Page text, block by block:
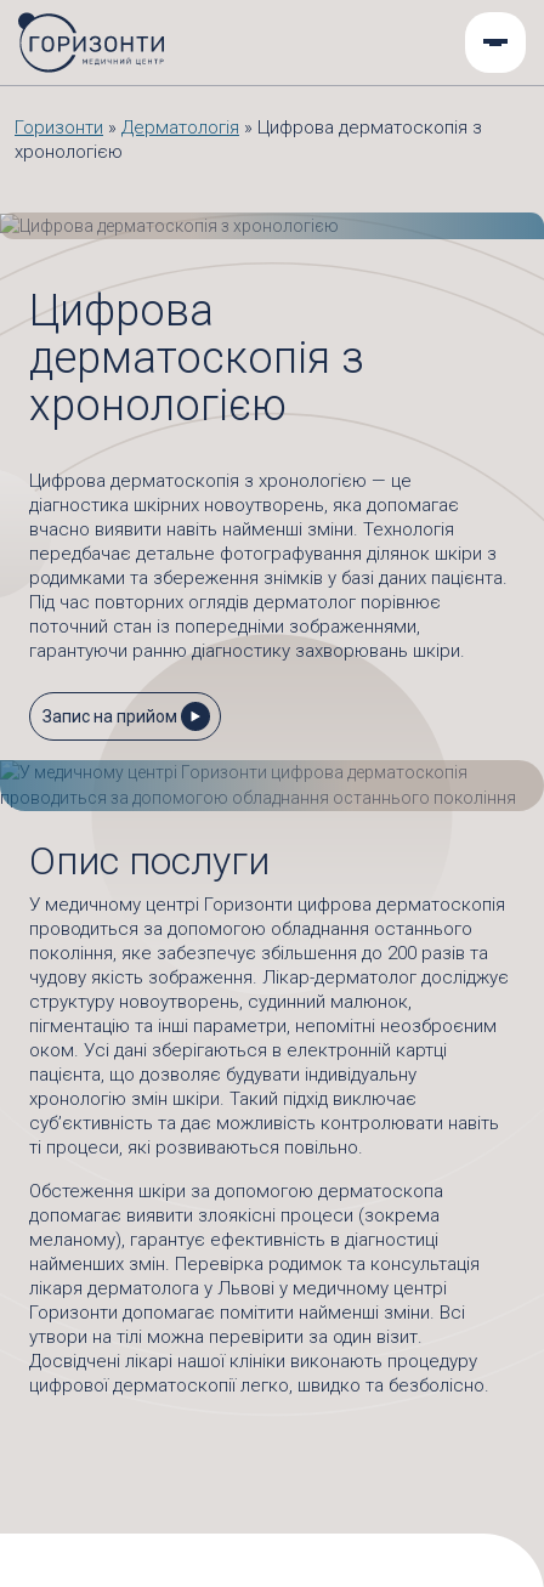
Горизонти » Дерматологія » Цифрова дерматоскопія з
хронологією
Цифрова
дерматоскопія з
хронологією
Цифрова дерматоскопія з хронологією — це
діагностика шкірних новоутворень, яка допомагає
вчасно виявити навіть найменші зміни. Технологія
передбачає детальне фотографування ділянок шкіри з
родимками та збереження знімків у базі даних пацієнта.
Під час повторних оглядів дерматолог порівнює
поточний стан із попередніми зображеннями,
гарантуючи ранню діагностику захворювань шкіри.
Запис на прийом
Опис послуги
У медичному центрі Горизонти цифрова дерматоскопія
проводиться за допомогою обладнання останнього
покоління, яке забезпечує збільшення до 200 разів та
чудову якість зображення. Лікар-дерматолог досліджує
структуру новоутворень, судинний малюнок,
пігментацію та інші параметри, непомітні неозброєним
оком. Усі дані зберігаються в електронній картці
пацієнта, що дозволяє будувати індивідуальну
хронологію змін шкіри. Такий підхід виключає
суб’єктивність та дає можливість контролювати навіть
ті процеси, які розвиваються повільно.
Обстеження шкіри за допомогою дерматоскопа
допомагає виявити злоякісні процеси (зокрема
меланому), гарантує ефективність в діагностиці
найменших змін. Перевірка родимок та консультація
лікаря дерматолога у Львові у медичному центрі
Горизонти допомагає помітити найменші зміни. Всі
утвори на тілі можна перевірити за один візит.
Досвідчені лікарі нашої клініки виконають процедуру
цифрової дерматоскопії легко, швидко та безболісно.